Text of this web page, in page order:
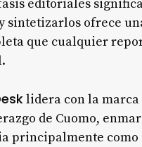
editoriales
sintetizarlos ofrece
que cualquier
lidera con la marca
de Cuomo,
principalmente como